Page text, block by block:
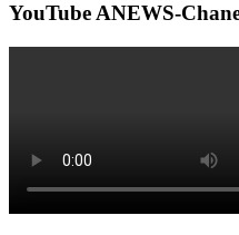
YouTube ANEWS-